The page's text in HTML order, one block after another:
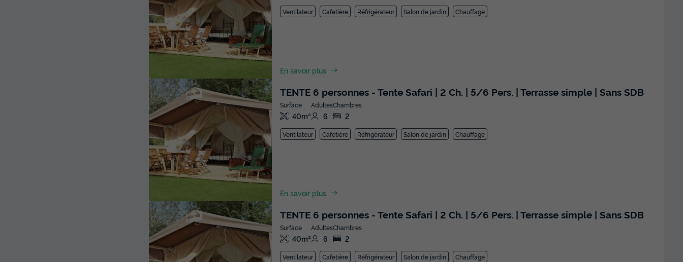
Ventilateur Cafetière Réfrigérateur Salon de jardin Chauffage
En savoir plus
TENTE 6 personnes - Tente Safari | 2 Ch. | 5/6 Pers. | Terrasse simple | Sans SDB
Surface
40m²
Adultes
6
Chambres
2
Ventilateur Cafetière Réfrigérateur Salon de jardin Chauffage
En savoir plus
TENTE 6 personnes - Tente Safari | 2 Ch. | 5/6 Pers. | Terrasse simple | Sans SDB
Surface
40m²
Adultes
6
Chambres
2
Ventilateur Cafetière Réfrigérateur Salon de jardin Chauffage